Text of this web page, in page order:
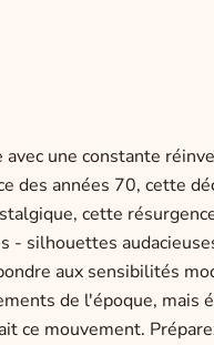
une constante
des années 70, cette
cette
- silhouettes
aux sensibilités
de l'époque,
ce mouvement.